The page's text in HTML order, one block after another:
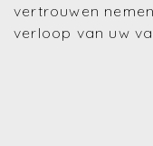
vertrouwen
verloop van uw